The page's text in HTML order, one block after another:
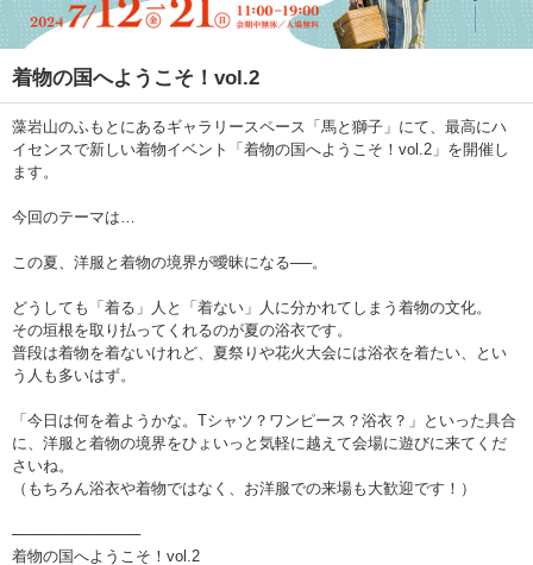
着物の国へようこそ！vol.2
藻岩山のふもとにあるギャラリースペース「馬と獅子」にて、最高にハ
イセンスで新しい着物イベント「着物の国へようこそ！vol.2」を開催し
ます。
今回のテーマは…
この夏、洋服と着物の境界が曖昧になる──。
どうしても「着る」人と「着ない」人に分かれてしまう着物の文化。
その垣根を取り払ってくれるのが夏の浴衣です。
普段は着物を着ないけれど、夏祭りや花火大会には浴衣を着たい、とい
う人も多いはず。
「今日は何を着ようかな。Tシャツ？ワンピース？浴衣？」といった具合
に、洋服と着物の境界をひょいっと気軽に越えて会場に遊びに来てくだ
さいね。
（もちろん浴衣や着物ではなく、お洋服での来場も大歓迎です！）
────────────
着物の国へようこそ！vol.2